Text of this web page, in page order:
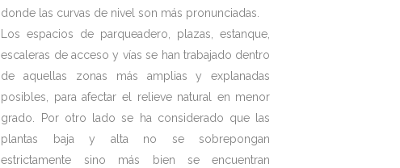
donde las curvas de nivel son más pronunciadas.
Los espacios de parqueadero, plazas, estanque,
escaleras de acceso y vías se han trabajado dentro
de aquellas zonas más amplias y explanadas
posibles, para afectar el relieve natural en menor
grado. Por otro lado se ha considerado que las
plantas baja y alta no se sobrepongan
estrictamente sino más bien se encuentran